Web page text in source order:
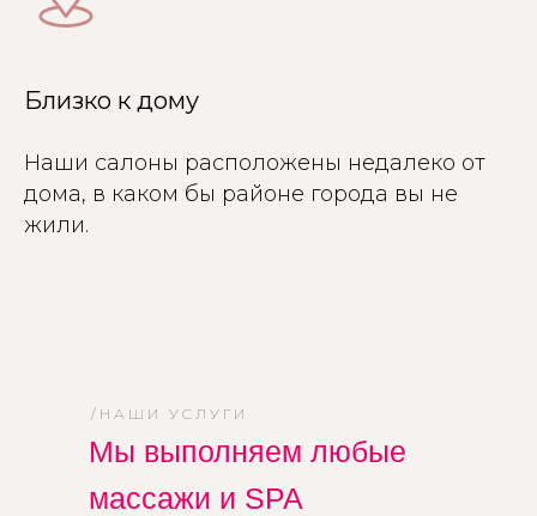
Близко к дому
Наши салоны расположены недалеко от
дома, в каком бы районе города вы не
жили.
Мы выполняем любые
массажи и SPA
/НАШИ УСЛУГИ